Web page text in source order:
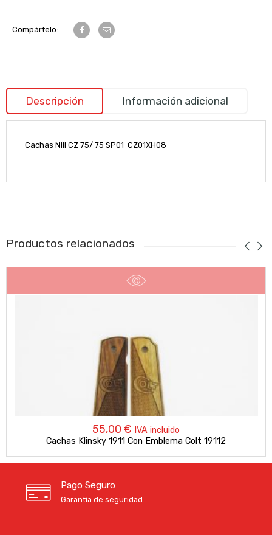
Compártelo:
Descripción Información adicional
Cachas Nill CZ 75/ 75 SP01 CZ01XH08
Productos relacionados
55,00 € IVA incluido
Cachas Klinsky 1911 Con Emblema Colt 19112
Pago Seguro
Garantía de seguridad